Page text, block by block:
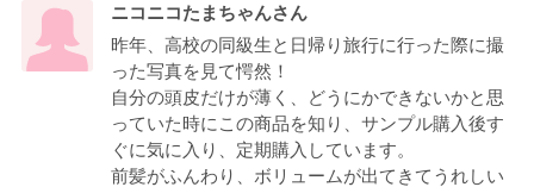
ニコニコたまちゃんさん
昨年、高校の同級生と日帰り旅行に行った際に撮
った写真を見て愕然！
自分の頭皮だけが薄く、どうにかできないかと思
っていた時にこの商品を知り、サンプル購入後す
ぐに気に入り、定期購入しています。
前髪がふんわり、ボリュームが出てきてうれしい